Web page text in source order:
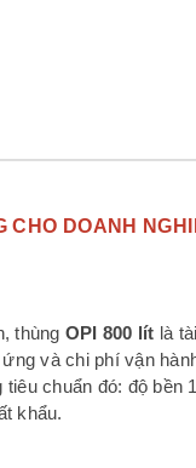
CHO DOANH
thùng OPI 800 lít là
và chi phí vận
chuẩn đó: độ bền
khẩu.